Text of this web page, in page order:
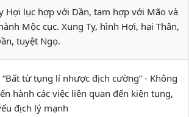
Hợi lục hợp với Dần, tam hợp với Mão và
Mộc cục. Xung Tỵ, hình Hợi, hại Thân,
tuyệt Ngọ.
“Bất từ tụng lí nhược địch cường” - Không
hành các việc liên quan đến kiện tụng,
địch lý mạnh